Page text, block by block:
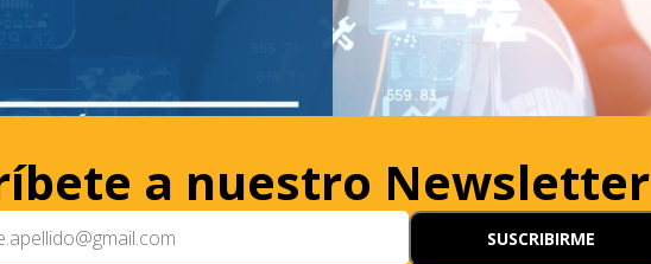
a nuestro Newsletter